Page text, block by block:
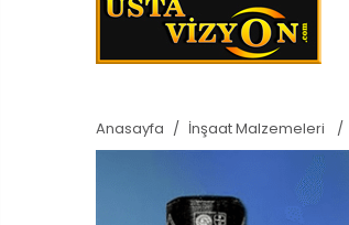
Anasayfa İnşaat Malzemeleri